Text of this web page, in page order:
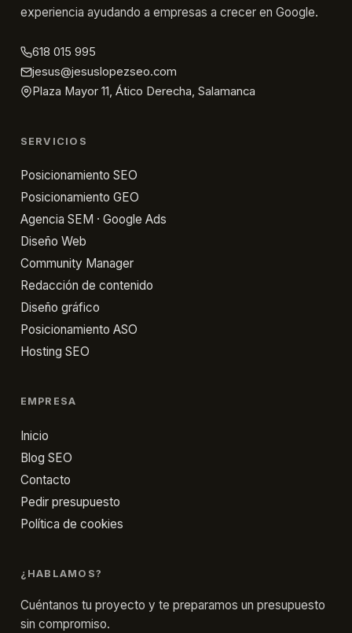
experiencia ayudando a empresas a crecer en Google.
618 015 995
jesus@jesuslopezseo.com
Plaza Mayor 11, Ático Derecha, Salamanca
SERVICIOS
Posicionamiento SEO
Posicionamiento GEO
Agencia SEM · Google Ads
Diseño Web
Community Manager
Redacción de contenido
Diseño gráfico
Posicionamiento ASO
Hosting SEO
EMPRESA
Inicio
Blog SEO
Contacto
Pedir presupuesto
Política de cookies
¿HABLAMOS?
Cuéntanos tu proyecto y te preparamos un presupuesto
sin compromiso.